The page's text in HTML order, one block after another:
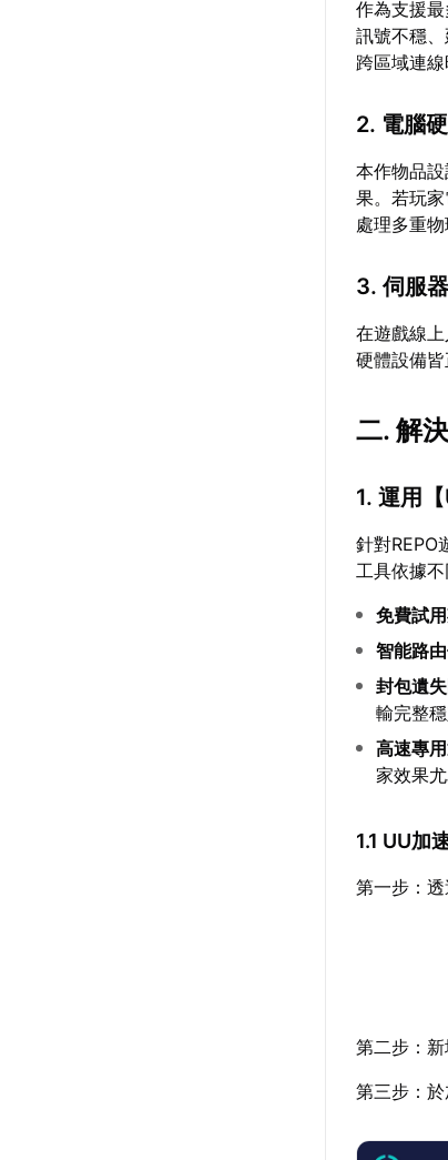
作為支援
訊號不穩
跨區域連線
2. 電腦
本作物品
果。若玩
處理多重
3. 伺服
在遊戲線
硬體設備
二. 解
1. 運用【
針對REPO
工具依據
免費試
智能路
封包遺
輸完整
高速專
家效果
1.1 UU加
第一步：
第二步：
第三步：